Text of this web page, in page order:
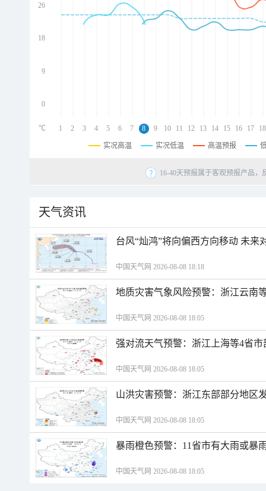
26
18
9
0
1 2 3 4 5 6 7 8 9 10 11 12 13 14 15 16 17 18
℃
实况高温 实况低温 高温预报
16-40天预报属于客观预报产品
天气资讯
台风“灿鸿”将向偏西方向移动 未来
中国天气网 2026-08-08 18:18
地质灾害气象风险预警：浙江云南
中国天气网 2026-08-08 18:05
强对流天气预警：浙江上海等4省
中国天气网 2026-08-08 18:05
山洪灾害预警：浙江东部部分地区
中国天气网 2026-08-08 18:05
暴雨橙色预警：11省市有大雨或暴
中国天气网 2026-08-08 18:05